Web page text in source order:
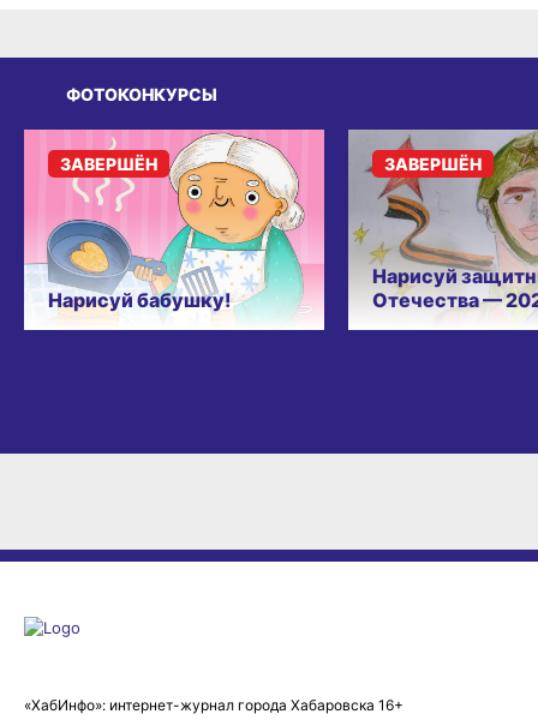
ФОТОКОНКУРСЫ
Нарисуй бабушку!
ЗАВЕРШЁН
Нарисуй
Отечества —
ЗАВЕРШЁН
«ХабИнфо»: интернет-журнал города Хабаровска 16+